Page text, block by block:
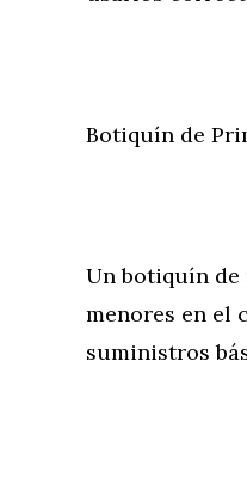
Botiquín de
Un botiquín
menores en el
suministros